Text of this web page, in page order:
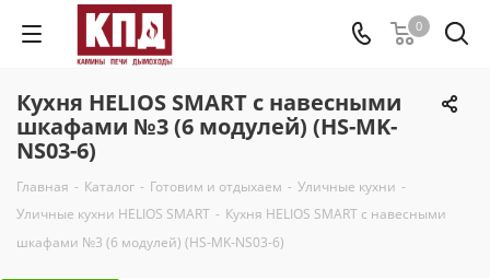
0
Кухня HELIOS SMART с навесными
шкафами №3 (6 модулей) (HS-MK-
NS03-6)
Главная - Каталог - Готовим и отдыхаем - Уличные кухни -
Уличные кухни HELIOS SMART - Кухня HELIOS SMART с навесными
шкафами №3 (6 модулей) (HS-MK-NS03-6)